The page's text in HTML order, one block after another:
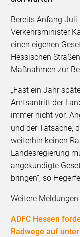
Bereits Anfang
Verkehrsminister
einen eigenen
Hessischen
Maßnahmen zur
„Fast ein Jahr
Amtsantritt der
immer nicht vor.
und der Tatsache,
weiterhin keinen
Landesregierung
angekündigte
bringen“, so
Weitere
ADFC Hessen
Radwege auf